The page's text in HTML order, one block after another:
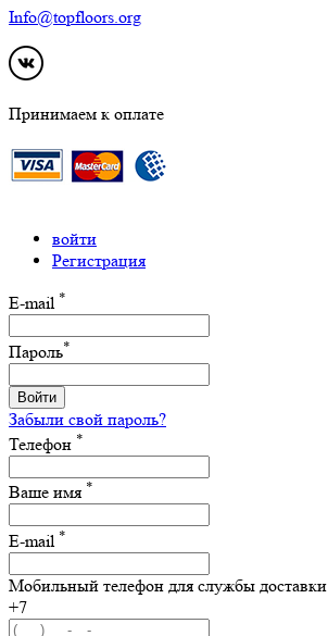
Info@topfloors.org
Принимаем к оплате
войти
Регистрация
E-mail *
Пароль*
Войти
Забыли свой пароль?
Телефон *
Ваше имя *
E-mail *
Мобильный телефон для службы доставки
+7